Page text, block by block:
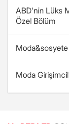
ABD'nin Lüks
Özel Bölüm
Moda&sosyete
Moda